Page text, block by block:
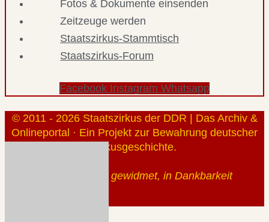
Fotos & Dokumente einsenden
Zeitzeuge werden
Staatszirkus-Stammtisch
Staatszirkus-Forum
Facebook Instagram Whatsapp
© 2011 - 2026 Staatszirkus der DDR | Das Archiv &
Onlineportal · Ein Projekt zur Bewahrung deutscher
Zirkusgeschichte.
Gerhard Klauß gewidmet, in Dankbarkeit